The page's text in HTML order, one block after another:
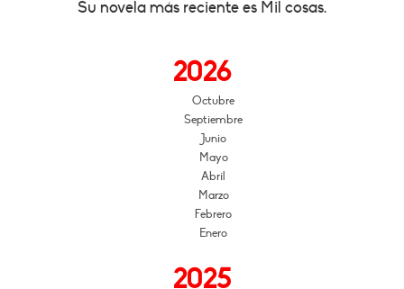
Su novela más reciente es Mil cosas.
2026
Octubre
Septiembre
Junio
Mayo
Abril
Marzo
Febrero
Enero
2025